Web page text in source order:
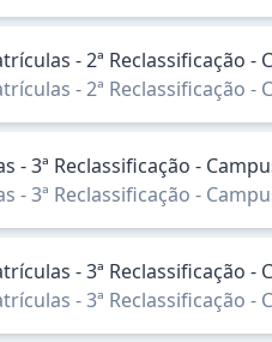
- 2ª Reclassificação -
- 2ª Reclassificação -
3ª Reclassificação - Campus
3ª Reclassificação - Campus
- 3ª Reclassificação -
- 3ª Reclassificação -